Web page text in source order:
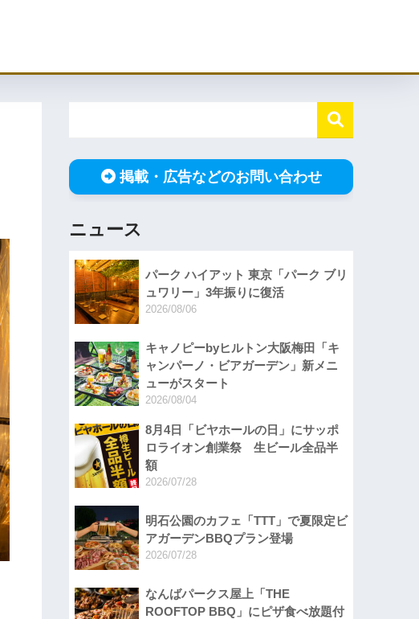
掲載・広告などのお問い合わせ
ニュース
パーク ハイアット 東京「パーク ブリ
ュワリー」3年振りに復活
2026/08/06
キャノピーbyヒルトン大阪梅田「キ
ャンパーノ・ビアガーデン」新メニ
ューがスタート
2026/08/04
8月4日「ビヤホールの日」にサッポ
ロライオン創業祭 生ビール全品半
額
2026/07/28
明石公園のカフェ「TTT」で夏限定ビ
アガーデンBBQプラン登場
2026/07/28
なんばパークス屋上「THE
ROOFTOP BBQ」にピザ食べ放題付